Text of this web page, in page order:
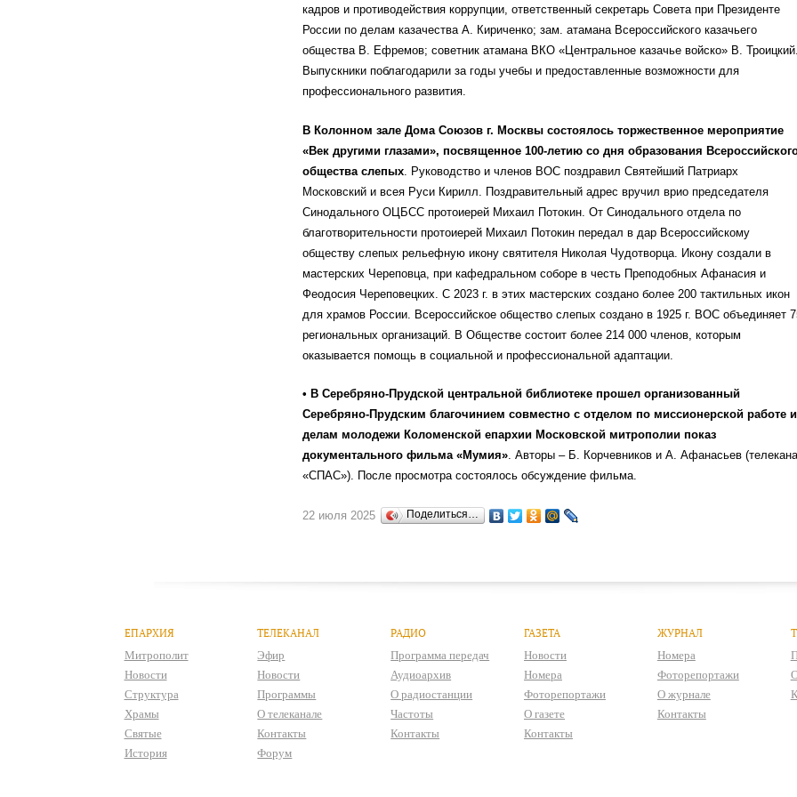
кадров и противодействия коррупции, ответственный секретарь Совета при Президенте
России по делам казачества А. Кириченко; зам. атамана Всероссийского казачьего
общества В. Ефремов; советник атамана ВКО «Центральное казачье войско» В. Троицкий.
Выпускники поблагодарили за годы учебы и предоставленные возможности для
профессионального развития.
В Колонном зале Дома Союзов г. Москвы состоялось торжественное мероприятие
«Век другими глазами», посвященное 100-летию со дня образования
общества слепых. Руководство и членов ВОС поздравил Святейший Патриарх
Московский и всея Руси Кирилл. Поздравительный адрес вручил врио председателя
Синодального ОЦБСС протоиерей Михаил Потокин. От Синодального отдела по
благотворительности протоиерей Михаил Потокин передал в дар Всероссийскому
обществу слепых рельефную икону святителя Николая Чудотворца. Икону создали в
мастерских Череповца, при кафедральном соборе в честь Преподобных Афанасия и
Феодосия Череповецких. С 2023 г. в этих мастерских создано более 200 тактильных икон
для храмов России. Всероссийское общество слепых создано в 1925 г. ВОС объединяет
региональных организаций. В Обществе состоит более 214 000 членов, которым
оказывается помощь в социальной и профессиональной адаптации.
• В Серебряно-Прудской центральной библиотеке прошел организованный
Серебряно-Прудским благочинием совместно с отделом по миссионерской работе и
делам молодежи Коломенской епархии Московской митрополии показ
документального фильма «Мумия». Авторы – Б. Корчевников и А. Афанасьев
«СПАС»). После просмотра состоялось обсуждение фильма.
22 июля 2025 Поделиться…
ЕПАРХИЯ
Митрополит
Новости
Структура
Храмы
Святые
История
ТЕЛЕКАНАЛ
Эфир
Новости
Программы
О телеканале
Контакты
Форум
РАДИО
Программа передач
Аудиоархив
О радиостанции
Частоты
Контакты
ГАЗЕТА
Новости
Номера
Фоторепортажи
О газете
Контакты
ЖУРНАЛ
Номера
Фоторепортажи
О журнале
Контакты